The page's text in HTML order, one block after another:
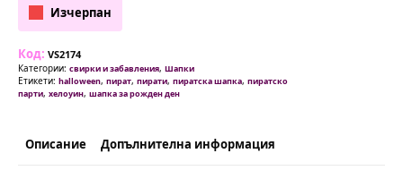
Изчерпан
Код: VS2174
Категории: свирки и забавления, Шапки
Етикети: halloween, пират, пирати, пиратска шапка, пиратско
парти, хелоуин, шапка за рожден ден
Описание Допълнителна информация